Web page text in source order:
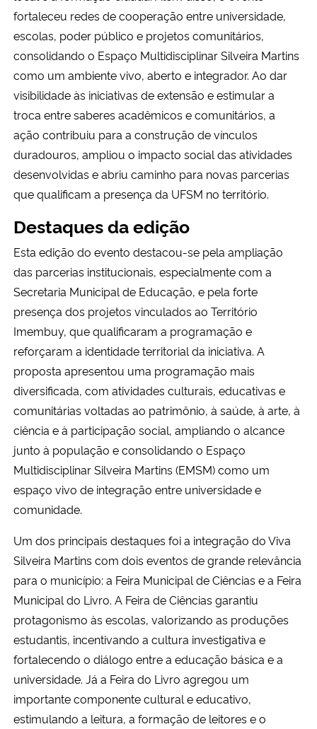
fortaleceu redes de cooperação entre universidade,
escolas, poder público e projetos comunitários,
consolidando o Espaço Multidisciplinar Silveira Martins
como um ambiente vivo, aberto e integrador. Ao dar
visibilidade às iniciativas de extensão e estimular a
troca entre saberes acadêmicos e comunitários, a
ação contribuiu para a construção de vínculos
duradouros, ampliou o impacto social das atividades
desenvolvidas e abriu caminho para novas parcerias
que qualificam a presença da UFSM no território.
Destaques da edição
Esta edição do evento destacou-se pela ampliação
das parcerias institucionais, especialmente com a
Secretaria Municipal de Educação, e pela forte
presença dos projetos vinculados ao Território
Imembuy, que qualificaram a programação e
reforçaram a identidade territorial da iniciativa. A
proposta apresentou uma programação mais
diversificada, com atividades culturais, educativas e
comunitárias voltadas ao patrimônio, à saúde, à arte, à
ciência e à participação social, ampliando o alcance
junto à população e consolidando o Espaço
Multidisciplinar Silveira Martins (EMSM) como um
espaço vivo de integração entre universidade e
comunidade.
Um dos principais destaques foi a integração do Viva
Silveira Martins com dois eventos de grande relevância
para o município: a Feira Municipal de Ciências e a Feira
Municipal do Livro. A Feira de Ciências garantiu
protagonismo às escolas, valorizando as produções
estudantis, incentivando a cultura investigativa e
fortalecendo o diálogo entre a educação básica e a
universidade. Já a Feira do Livro agregou um
importante componente cultural e educativo,
estimulando a leitura, a formação de leitores e o